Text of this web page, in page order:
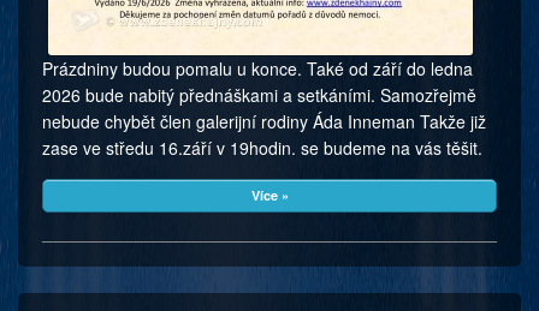
Prázdniny budou pomalu u konce. Také od září do ledna
2026 bude nabitý přednáškami a setkáními. Samozřejmě
nebude chybět člen galerijní rodiny Áda Inneman Takže již
zase ve středu 16.září v 19hodin. se budeme na vás těšit.
Více »